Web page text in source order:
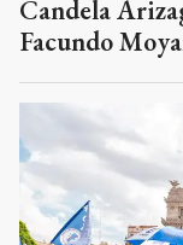
Candela
Facundo